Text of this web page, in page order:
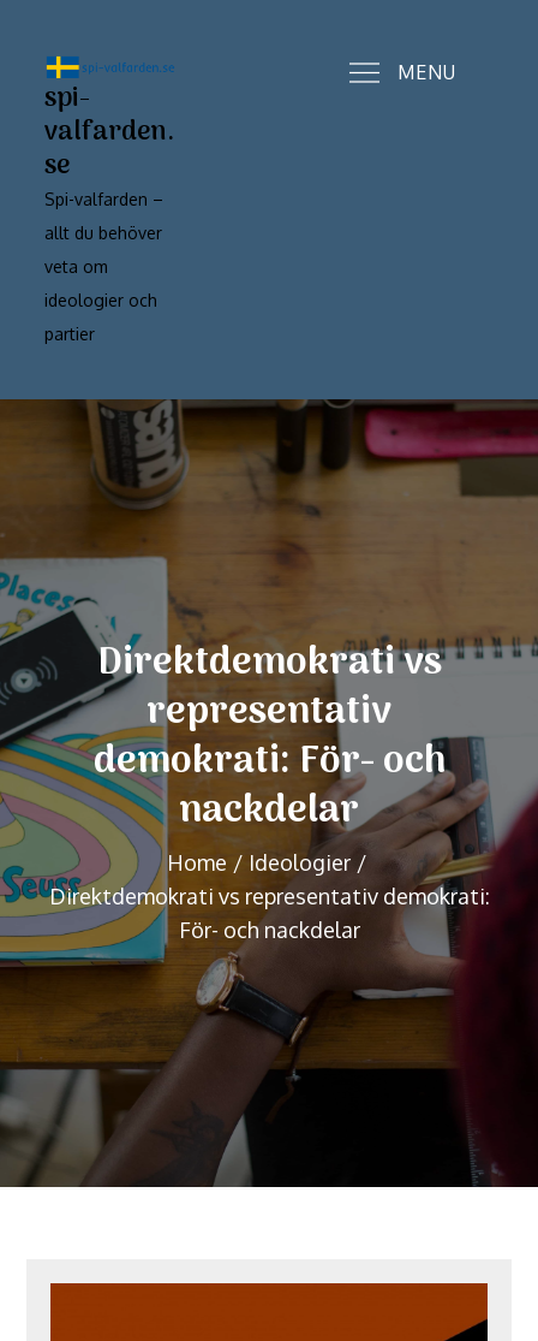
content
MENU
spi-
valfarden.
se
Spi-valfarden –
allt du behöver
veta om
ideologier och
partier
Direktdemokrati vs
representativ
demokrati: För- och
nackdelar
Home
Ideologier
Direktdemokrati vs representativ demokrati:
För- och nackdelar